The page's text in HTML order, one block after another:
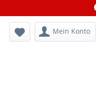
Mein Konto